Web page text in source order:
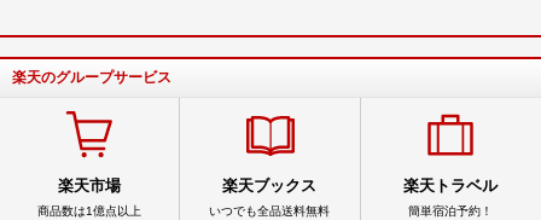
楽天のグループサービス
楽天市場
商品数は1億点以上
楽天ブックス
いつでも全品送料無料
楽天トラベル
簡単宿泊予約！